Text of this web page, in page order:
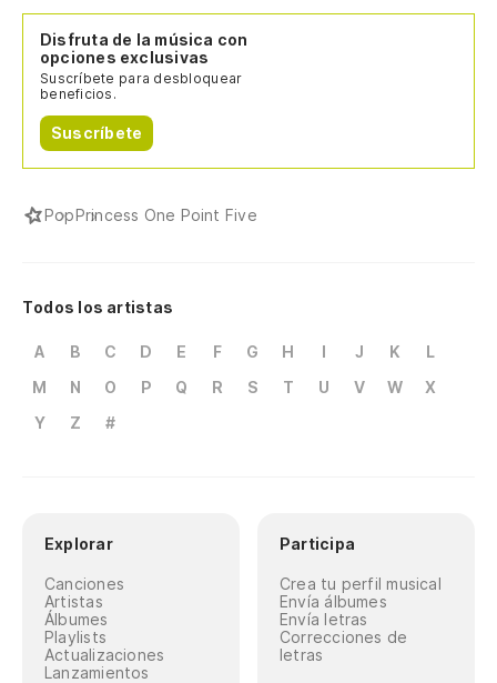
Disfruta de la música con
opciones exclusivas
Suscríbete para desbloquear
beneficios.
Suscríbete
PopPrincess One Point Five
Todos los artistas
A B C D E F G H I J K
L
M
N O P Q R S T U V W
X
Y
Z #
Explorar
Canciones
Artistas
Álbumes
Playlists
Actualizaciones
Lanzamientos
Participa
Crea tu perfil musical
Envía álbumes
Envía letras
Correcciones de
letras